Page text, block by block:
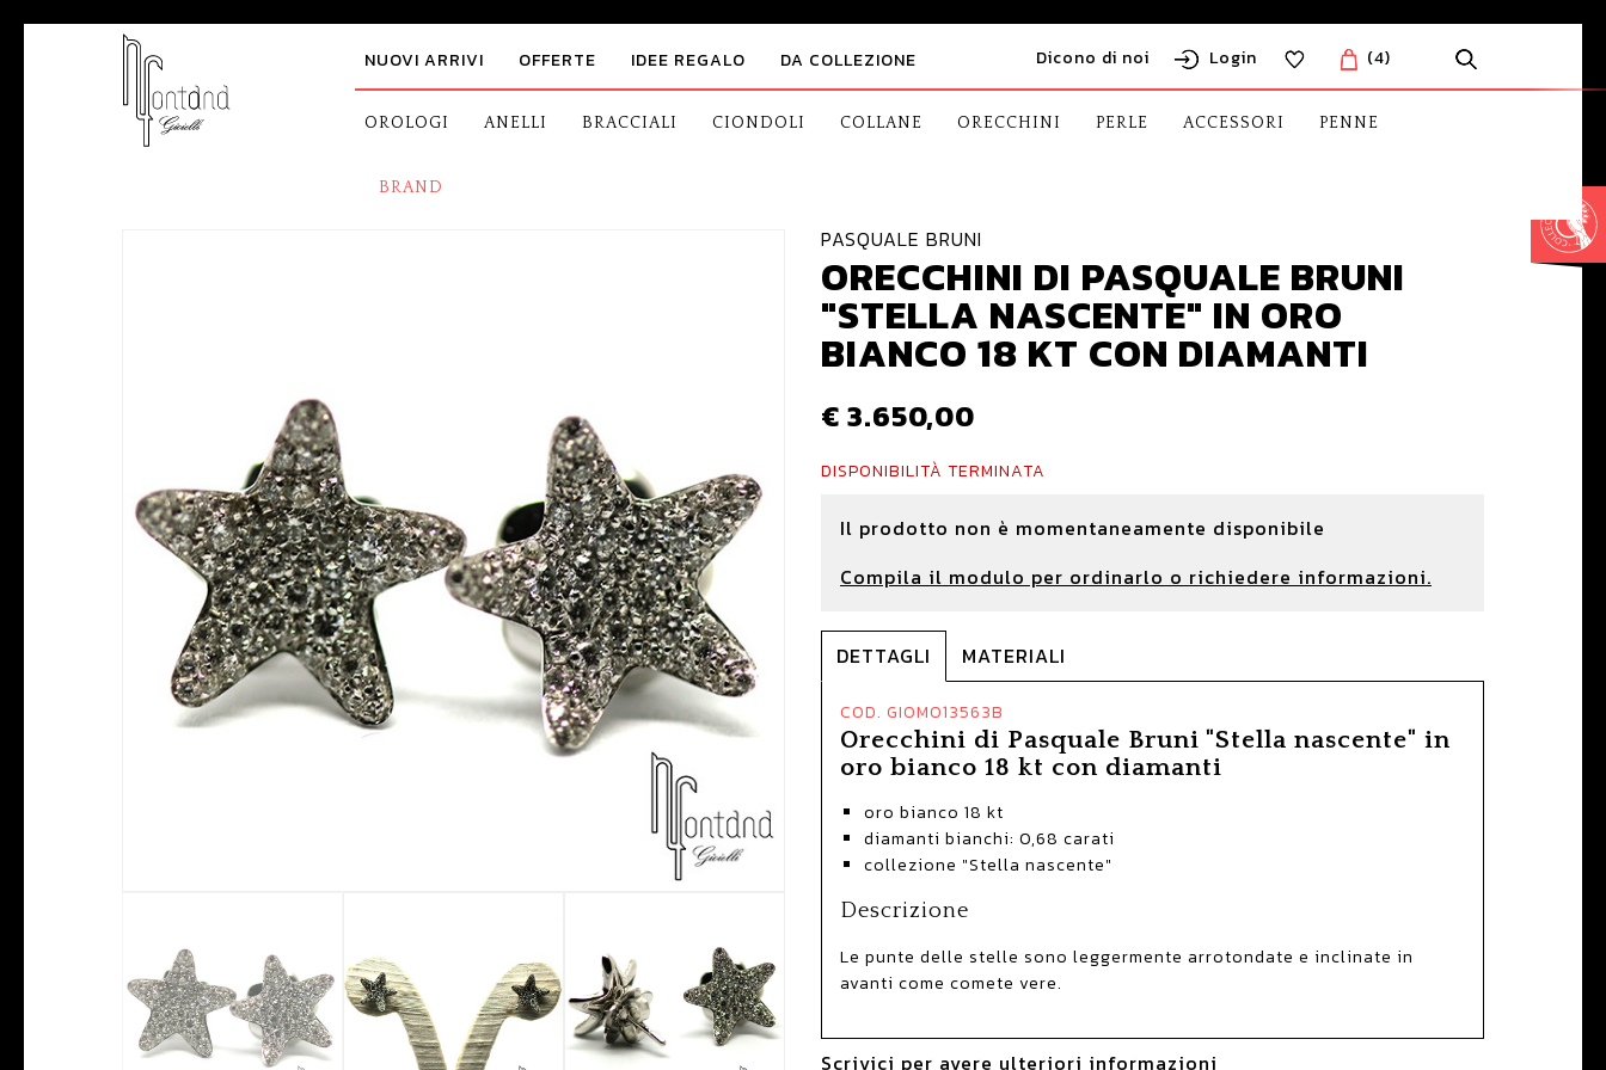
Dicono di noi Login (4)
NUOVI ARRIVI OFFERTE IDEE REGALO DA COLLEZIONE
OROLOGI ANELLI BRACCIALI CIONDOLI COLLANE ORECCHINI PERLE ACCESSORI PENNE
BRAND
PASQUALE BRUNI
ORECCHINI DI PASQUALE BRUNI
"STELLA NASCENTE" IN ORO
BIANCO 18 KT CON DIAMANTI
€ 3.650,00
DISPONIBILITÀ TERMINATA
Il prodotto non è momentaneamente disponibile
Compila il modulo per ordinarlo o richiedere informazioni.
DETTAGLI MATERIALI
COD. GIOMO13563B
Orecchini di Pasquale Bruni "Stella nascente" in
oro bianco 18 kt con diamanti
oro bianco 18 kt
diamanti bianchi: 0,68 carati
collezione "Stella nascente"
Descrizione
Le punte delle stelle sono leggermente arrotondate e inclinate in
avanti come comete vere.
Scrivici per avere ulteriori informazioni